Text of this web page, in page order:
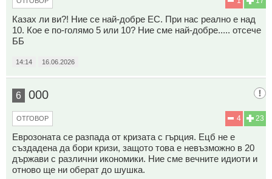
Казах ли ви?! Ние се най-добре ЕС. При нас реално е над
10. Кое е по-голямо 5 или 10? Ние сме най-добре..... отсече
ББ
14:14 16.06.2026
6 000
23
4
ОТГОВОР
Еврозоната се разпада от кризата с гърция. Ецб не е
създадена да бори кризи, защото това е невъзможно в 20
държави с различни икономики. Ние сме вечните идиоти и
отново ще ни оберат до шушка.